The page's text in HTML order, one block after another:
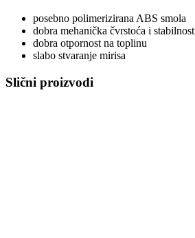
posebno polimerizirana ABS smola
dobra mehanička čvrstoća i stabilnost
dobra otpornost na toplinu
slabo stvaranje mirisa
Slični proizvodi